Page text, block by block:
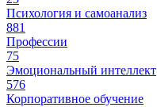
Психология и самоанализ
881
Профессии
75
Эмоциональный интеллект
576
Корпоративное обучение